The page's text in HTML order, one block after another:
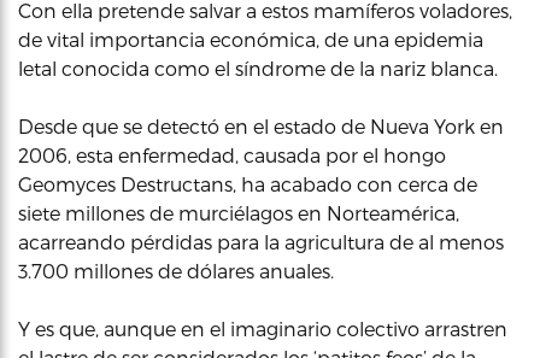
Con ella pretende salvar a estos mamíferos voladores,
de vital importancia económica, de una epidemia
letal conocida como el síndrome de la nariz blanca.
Desde que se detectó en el estado de Nueva York en
2006, esta enfermedad, causada por el hongo
Geomyces Destructans, ha acabado con cerca de
siete millones de murciélagos en Norteamérica,
acarreando pérdidas para la agricultura de al menos
3.700 millones de dólares anuales.
Y es que, aunque en el imaginario colectivo arrastren